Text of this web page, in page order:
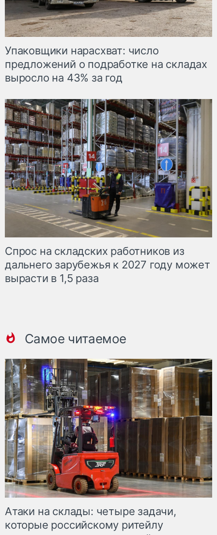
Упаковщики нарасхват: число
предложений о подработке на складах
выросло на 43% за год
Спрос на складских работников из
дальнего зарубежья к 2027 году может
вырасти в 1,5 раза
Самое читаемое
Атаки на склады: четыре задачи,
которые российскому ритейлу